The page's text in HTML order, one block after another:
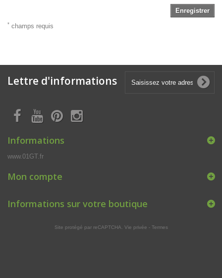
Enregistrer
* champs requis
Lettre d'informations
Informations
www.01GT.fr
Mon compte
Informations sur votre boutique
Site protégé par reCAPTCHA. Vie privée - Termes